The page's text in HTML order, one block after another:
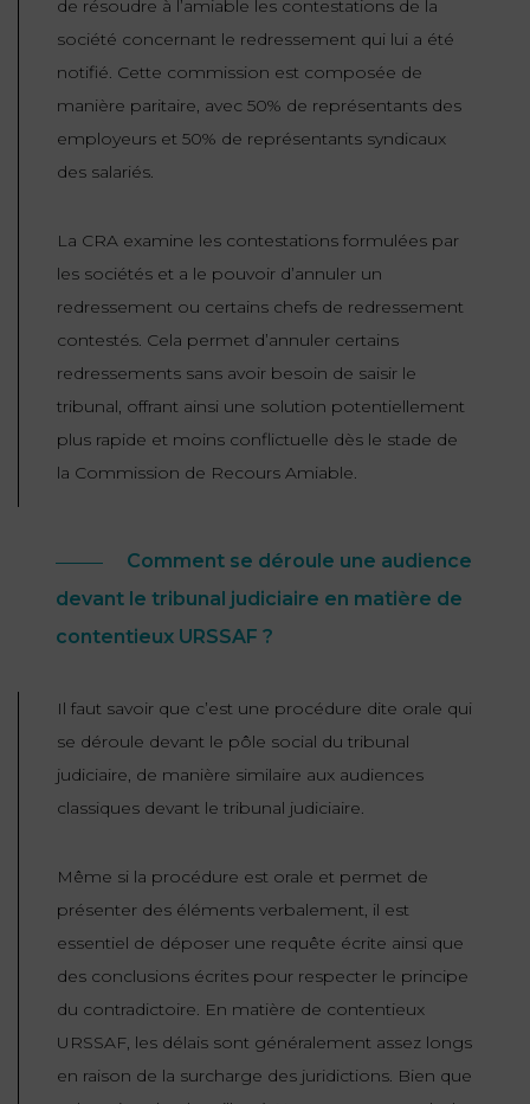
de résoudre à l’amiable les contestations de la
société concernant le redressement qui lui a été
notifié. Cette commission est composée de
manière paritaire, avec 50% de représentants des
employeurs et 50% de représentants syndicaux
des salariés.
La CRA examine les contestations formulées par
les sociétés et a le pouvoir d’annuler un
redressement ou certains chefs de redressement
contestés. Cela permet d’annuler certains
redressements sans avoir besoin de saisir le
tribunal, offrant ainsi une solution potentiellement
plus rapide et moins conflictuelle dès le stade de
la Commission de Recours Amiable.
Comment se déroule une audience
devant le tribunal judiciaire en matière de
contentieux URSSAF ?
Il faut savoir que c’est une procédure dite orale qui
se déroule devant le pôle social du tribunal
judiciaire, de manière similaire aux audiences
classiques devant le tribunal judiciaire.
Même si la procédure est orale et permet de
présenter des éléments verbalement, il est
essentiel de déposer une requête écrite ainsi que
des conclusions écrites pour respecter le principe
du contradictoire. En matière de contentieux
URSSAF, les délais sont généralement assez longs
en raison de la surcharge des juridictions. Bien que